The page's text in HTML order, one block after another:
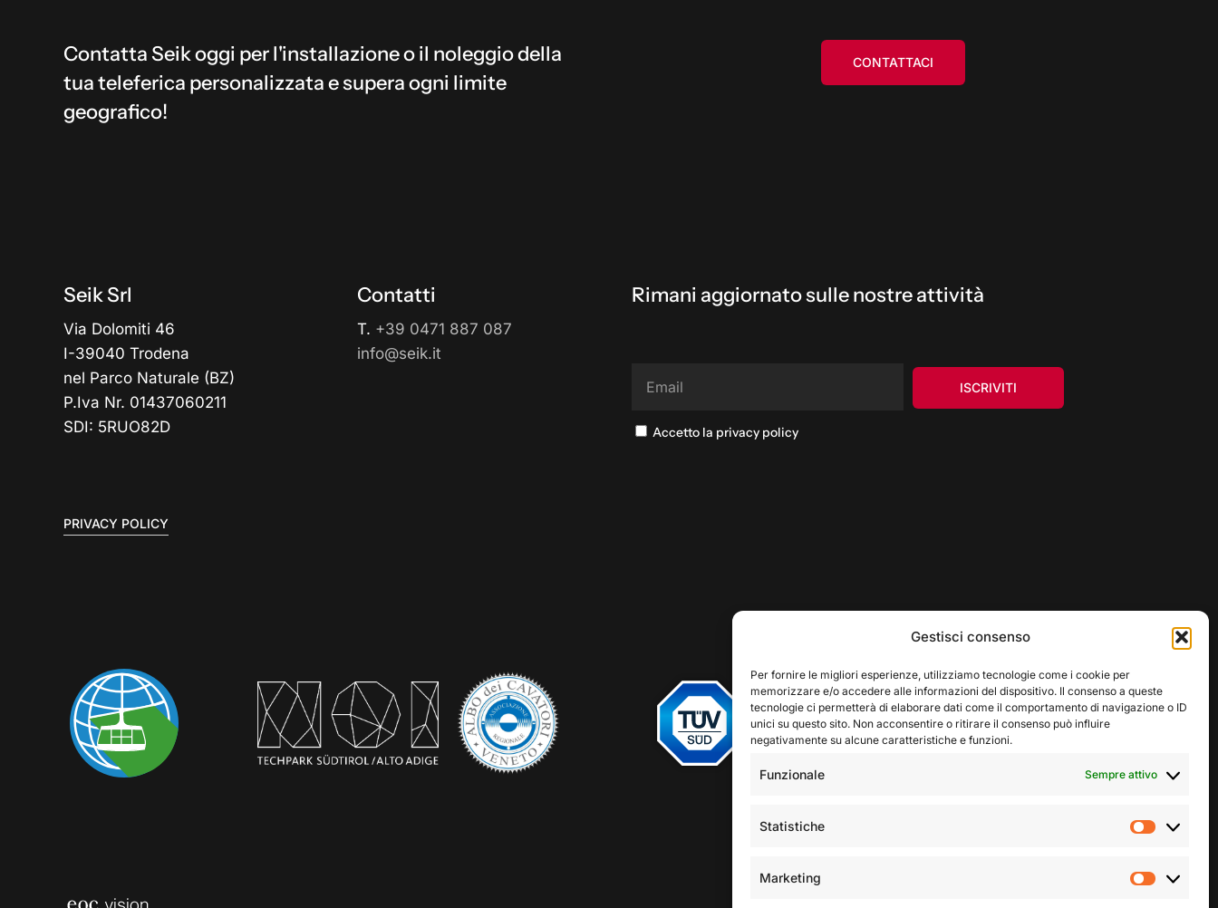
Gestisci consenso
Per fornire le migliori esperienze, utilizziamo tecnologie come i cookie per
memorizzare e/o accedere alle informazioni del dispositivo. Il consenso a queste
tecnologie ci permetterà di elaborare dati come il comportamento di navigazione o ID
unici su questo sito. Non acconsentire o ritirare il consenso può influire
negativamente su alcune caratteristiche e funzioni.
Funzionale Sempre attivo
Statistiche
Marketing
Contatta Seik oggi per l'installazione o il noleggio della
tua teleferica personalizzata e supera ogni limite
geografico!
CONTATTACI
Seik Srl
Via Dolomiti 46
I-39040 Trodena
nel Parco Naturale (BZ)
P.Iva Nr. 01437060211
SDI: 5RUO82D
Contatti
T. +39 0471 887 087
info@seik.it
PRIVACY POLICY
Rimani aggiornato sulle nostre attività
Accetto la privacy policy